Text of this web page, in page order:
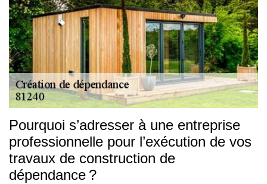
Pourquoi s’adresser à une entreprise
professionnelle pour l’exécution de vos
travaux de construction de
dépendance ?